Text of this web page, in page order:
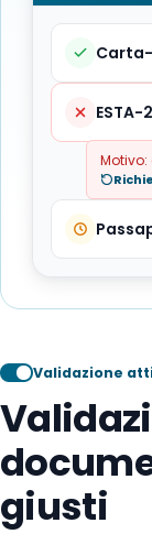
Validazione
giusti